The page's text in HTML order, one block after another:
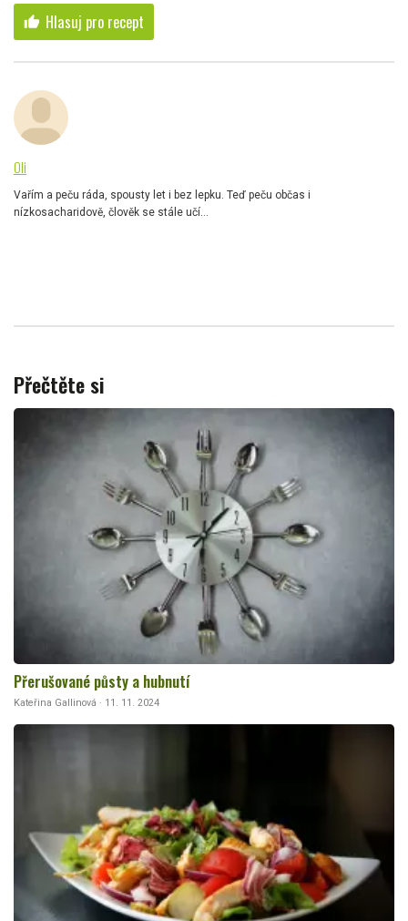
thumb_up Hlasuj pro recept
Oli
Vařím a peču ráda, spousty let i bez lepku. Teď peču občas i
nízkosacharidově, člověk se stále učí...
Přečtěte si
Přerušované půsty a hubnutí
Kateřina Gallinová · 11. 11. 2024